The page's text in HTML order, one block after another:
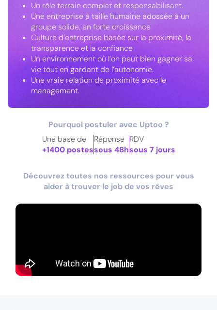
Un rôle terrain complet et responsabilisant.
Une entreprise à taille humaine adossée à un
groupe solide, en forte croissance
Culture d’entreprise basée sur la proximité, la
transparence et la confiance
Un environnement où l’on peut bien gagner sa
vie tout en gardant de l’autonomie.
Une vraie relation de proximité avec le
management.
Pourquoi postuler avec Uptoo ?
Une base de
+1400 postes
Réponse
sous 48h
RDV
sous 7 jours
Découvrez toutes nos ressources pour vous
aider à trouver le job de vos rêves